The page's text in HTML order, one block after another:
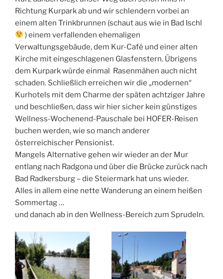
Richtung Kurpark ab und wir schlendern vorbei an
einem alten Trinkbrunnen (schaut aus wie in Bad Ischl
) einem verfallenden ehemaligen
Verwaltungsgebäude, dem Kur-Café und einer alten
Kirche mit eingeschlagenen Glasfenstern. Übrigens
dem Kurpark würde einmal Rasenmähen auch nicht
schaden. Schließlich erreichen wir die „modernen“
Kurhotels mit dem Charme der späten achtziger Jahre
und beschließen, dass wir hier sicher kein günstiges
Wellness-Wochenend-Pauschale bei HOFER-Reisen
buchen werden, wie so manch anderer
österreichischer Pensionist.
Mangels Alternative gehen wir wieder an der Mur
entlang nach Radgona und über die Brücke zurück nach
Bad Radkersburg – die Steiermark hat uns wieder.
Alles in allem eine nette Wanderung an einem heißen
Sommertag …
und danach ab in den Wellness-Bereich zum Sprudeln.